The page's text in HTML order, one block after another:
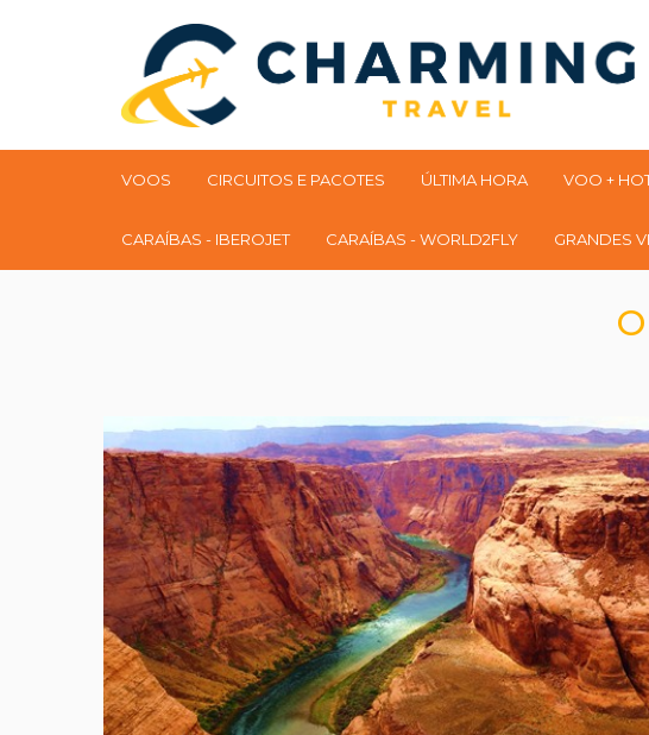
VOOS CIRCUITOS E PACOTES ÚLTIMA HORA VOO +
CARAÍBAS - IBEROJET CARAÍBAS - WORLD2FLY GRANDES